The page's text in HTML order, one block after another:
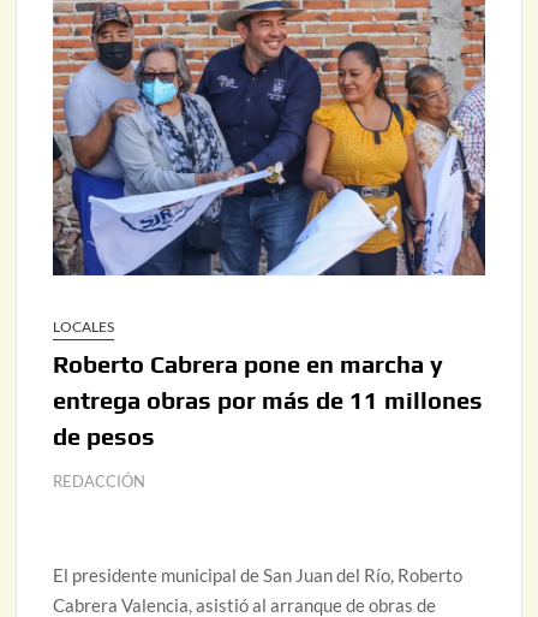
LOCALES
Roberto Cabrera pone en marcha y
entrega obras por más de 11 millones
de pesos
REDACCIÓN
El presidente municipal de San Juan del Río, Roberto
Cabrera Valencia, asistió al arranque de obras de